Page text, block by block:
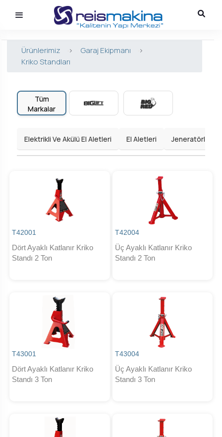
Ürünlerimiz > Garaj Ekipmanı
>
Kriko Standları
Tüm
Markalar
Elektrikli Ve Akülü El Aletleri El Aletleri Jeneratörler
T42001
Dört Ayaklı Katlanır Kriko
Standı 2 Ton
T42004
Üç Ayaklı Katlanır Kriko
Standı 2 Ton
T43001
Dört Ayaklı Katlanır Kriko
Standı 3 Ton
T43004
Üç Ayaklı Katlanır Kriko
Standı 3 Ton